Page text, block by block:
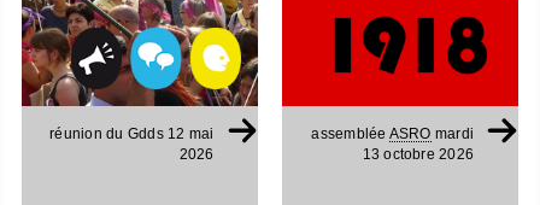
réunion du Gdds 12 mai
2026
assemblée ASRO mardi
13 octobre 2026